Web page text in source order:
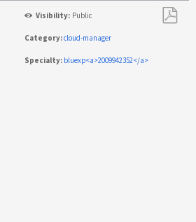
Visibility: Public
Category:cloud-manager
Specialty: bluexp<a>2009942352</a>